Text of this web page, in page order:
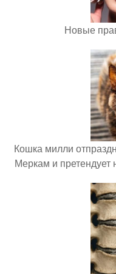
Новые
Кошка милли
Меркам и претендует